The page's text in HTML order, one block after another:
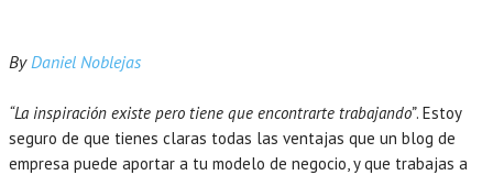
ByDaniel Noblejas
“La inspiración existe pero tiene que encontrarte trabajando”. Estoy
seguro de que tienes claras todas las ventajas que un blog de
empresa puede aportar a tu modelo de negocio, y que trabajas a